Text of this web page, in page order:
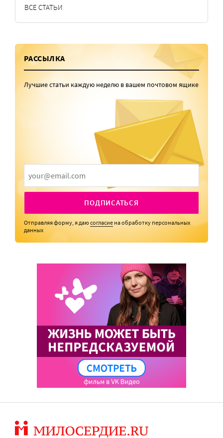
ВСЕ СТАТЬИ
РАССЫЛКА
Лучшие статьи каждую неделю в вашем почтовом ящике
ПОДПИСАТЬСЯ
Отправляя форму, я даюсогласие на обработку персональных
данных